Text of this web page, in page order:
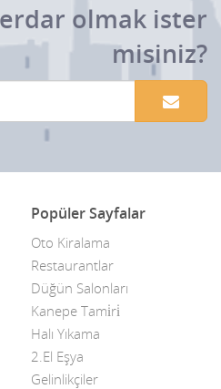
olmak ister
misiniz?
Popüler Sayfalar
Oto Kiralama
Restaurantlar
Düğün Salonları
Kanepe Tami̇ri̇
Halı Yıkama
2.El Eşya
Gelinlikçiler